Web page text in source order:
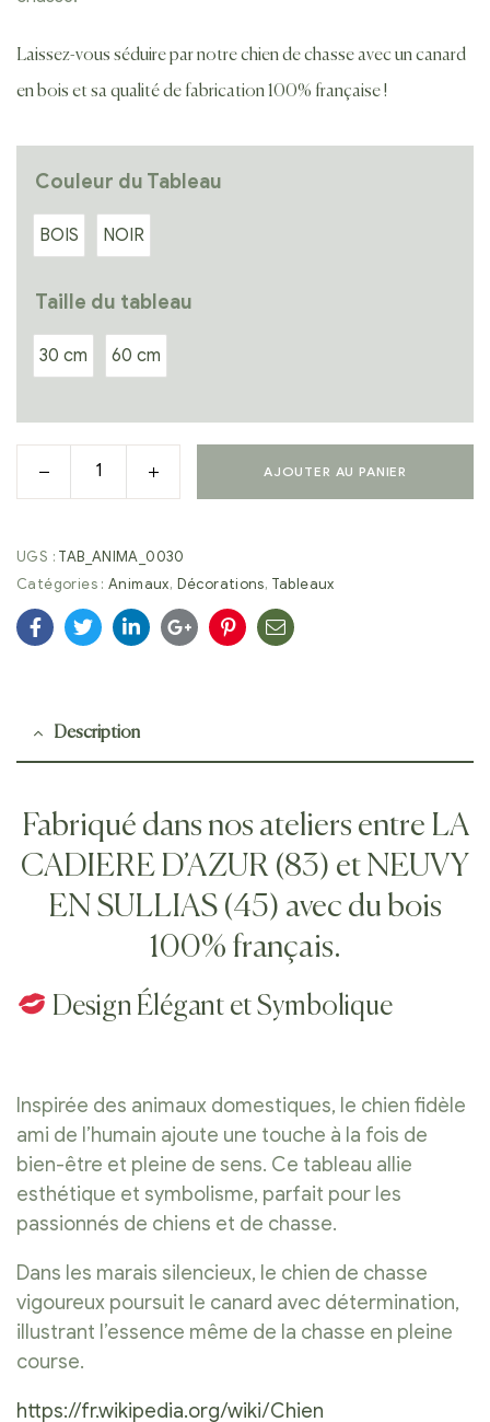
Laissez-vous séduire par notre chien de chasse avec un canard
en bois et sa qualité de fabrication 100% française !
Couleur du Tableau
BOIS NOIR
Taille du tableau
30 cm 60 cm
AJOUTER AU PANIER
UGS : TAB_ANIMA_0030
Catégories :Animaux, Décorations, Tableaux
Facebook
TwitterLinkedinGoogle+Pinterest
E-
Description
Fabriqué dans nos ateliers entre LA
CADIERE D’AZUR (83) et NEUVY
EN SULLIAS (45) avec du bois
100% français.
Design Élégant et Symbolique
Inspirée des animaux domestiques, le chien fidèle
ami de l’humain ajoute une touche à la fois de
bien-être et pleine de sens. Ce tableau allie
esthétique et symbolisme, parfait pour les
passionnés de chiens et de chasse.
Dans les marais silencieux, le chien de chasse
vigoureux poursuit le canard avec détermination,
illustrant l’essence même de la chasse en pleine
course.
https://fr.wikipedia.org/wiki/Chien